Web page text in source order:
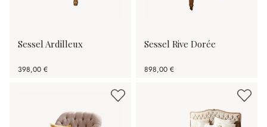
Sessel Ardilleux
398,00 €
Sessel Rive Dorée
898,00 €